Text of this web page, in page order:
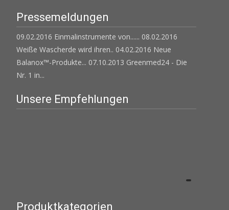
Pressemeldungen
09.02.2016 Einmalinstrumente von...... 08.02.2016
Weiße Wascherde wird ihren.. 04.02.2016 Neue
Balanox™-Produkte... 07.10.2013 Greenmed24 - Die
Nr. 1 in...
Unsere Empfehlungen
Produktkategorien